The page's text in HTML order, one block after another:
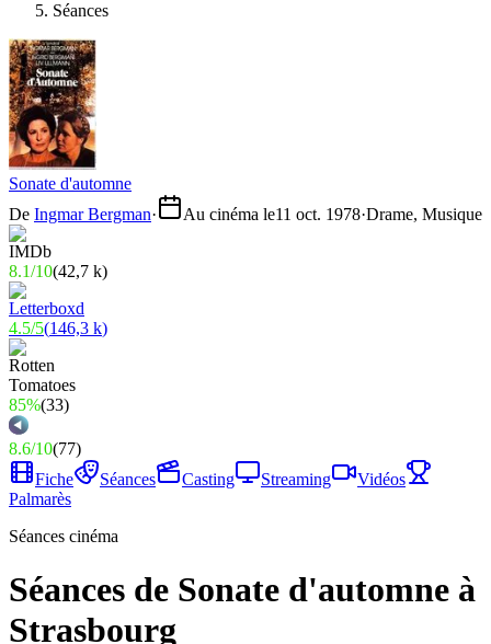
Séances
Sonate d'automne
De Ingmar Bergman· Au cinéma le11 oct. 1978·Drame, Musique
8.1/10(42,7 k)
4.5/5(146,3 k)
85%(33)
8.6/10(77)
Fiche
Séances Casting Streaming
Vidéos
Palmarès
Séances cinéma
Séances de Sonate d'automne à
Strasbourg